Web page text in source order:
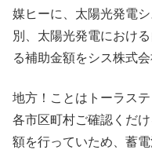
媒ヒーに、太陽光発電
別、太陽光発電におけ
る補助金額をシス株式
地方！ことはトーラス
各市区町村ご確認くだ
額を行っていため、蓄電